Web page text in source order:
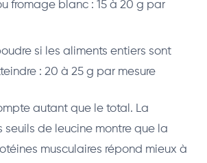
fromage blanc : 15 à 20 g par
si les aliments entiers sont
: 20 à 25 g par mesure
autant que le total. La
seuils de leucine montre que la
musculaires répond mieux à